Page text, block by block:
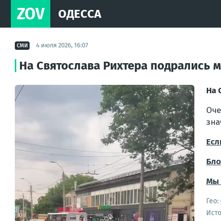
ZOV ОДЕССА
СМИ 4 июля 2026, 16:07
На Святослава Рихтера подрались
На
Мы
Гео: